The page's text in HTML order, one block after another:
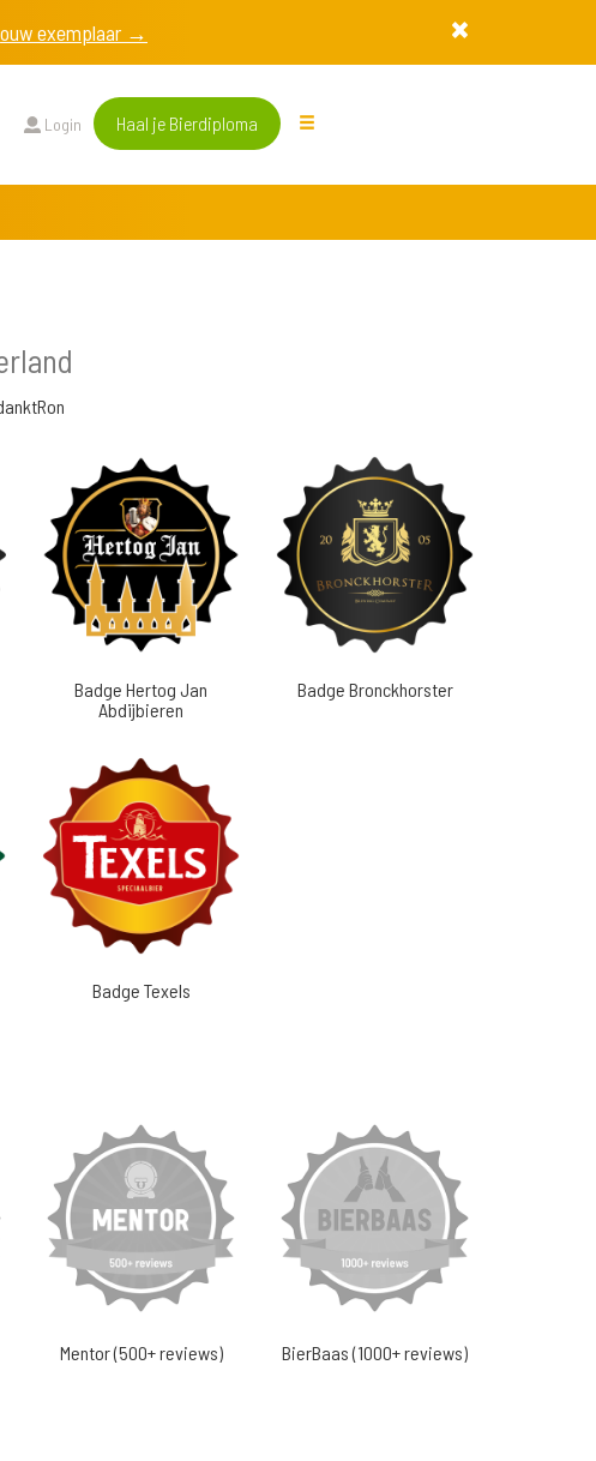
exemplaar →
Login Haal je Bierdiploma
Badge Hertog Jan
Abdijbieren
Badge Bronckhorster
Badge Texels
Mentor (500+ reviews) BierBaas (1000+ reviews)